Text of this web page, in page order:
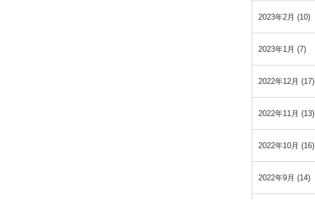
2023年2月 (10)
2023年1月 (7)
2022年12月 (17)
2022年11月 (13)
2022年10月 (16)
2022年9月 (14)